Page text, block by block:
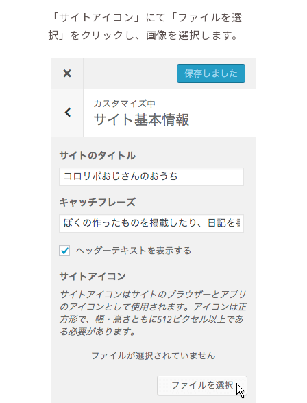
「サイトアイコン」にて「ファイルを選
択」をクリックし、画像を選択します。